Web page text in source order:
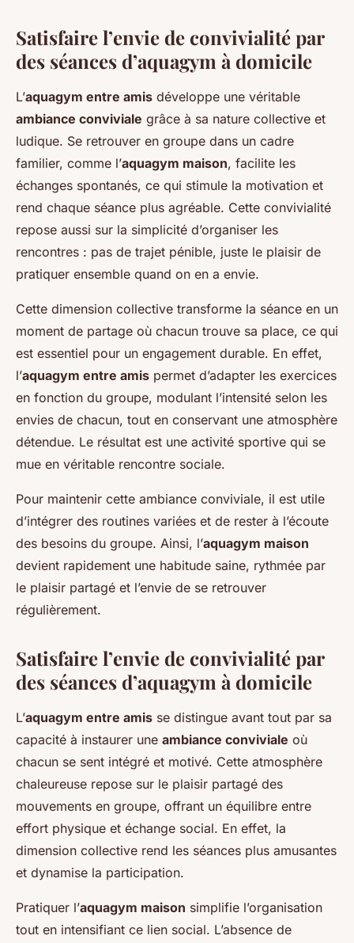
Satisfaire l’envie de convivialité par
des séances d’aquagym à domicile
L’aquagym entre amis développe une véritable
ambiance conviviale grâce à sa nature collective et
ludique. Se retrouver en groupe dans un cadre
familier, comme l’aquagym maison, facilite les
échanges spontanés, ce qui stimule la motivation et
rend chaque séance plus agréable. Cette convivialité
repose aussi sur la simplicité d’organiser les
rencontres : pas de trajet pénible, juste le plaisir de
pratiquer ensemble quand on en a envie.
Cette dimension collective transforme la séance en un
moment de partage où chacun trouve sa place, ce qui
est essentiel pour un engagement durable. En effet,
l’aquagym entre amis permet d’adapter les exercices
en fonction du groupe, modulant l’intensité selon les
envies de chacun, tout en conservant une atmosphère
détendue. Le résultat est une activité sportive qui se
mue en véritable rencontre sociale.
Pour maintenir cette ambiance conviviale, il est utile
d’intégrer des routines variées et de rester à l’écoute
des besoins du groupe. Ainsi, l’aquagym maison
devient rapidement une habitude saine, rythmée par
le plaisir partagé et l’envie de se retrouver
régulièrement.
Satisfaire l’envie de convivialité par
des séances d’aquagym à domicile
L’aquagym entre amis se distingue avant tout par sa
capacité à instaurer une ambiance conviviale où
chacun se sent intégré et motivé. Cette atmosphère
chaleureuse repose sur le plaisir partagé des
mouvements en groupe, offrant un équilibre entre
effort physique et échange social. En effet, la
dimension collective rend les séances plus amusantes
et dynamise la participation.
Pratiquer l’aquagym maison simplifie l’organisation
tout en intensifiant ce lien social. L’absence de